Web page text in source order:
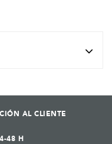
AL CLIENTE
48 H